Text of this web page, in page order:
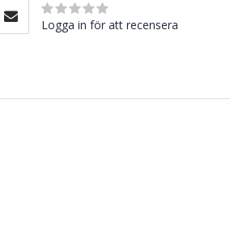
Rating:
0% of100
Logga in för att recensera